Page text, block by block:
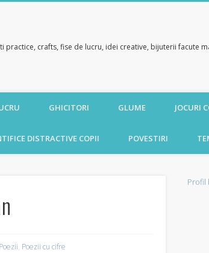
practice, crafts, fise de lucru, idei creative, bijuterii facute
GHICITORI GLUME JOCURI
DISTRACTIVE COPII POVESTIRI
Poezii, Poezii cu cifre
Profil